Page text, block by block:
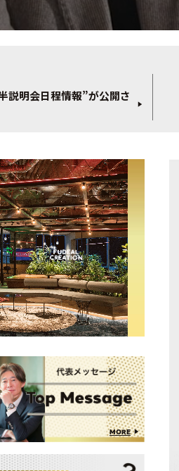
明会日程情報”が公開さ
MORE